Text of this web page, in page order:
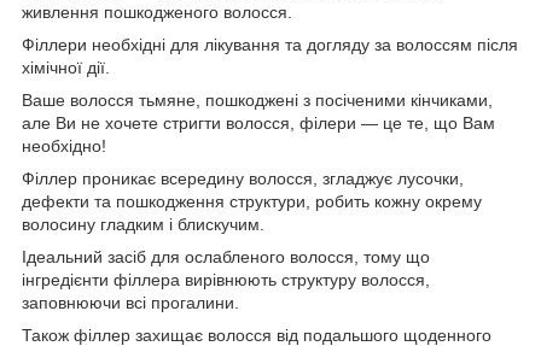
живлення пошкодженого волосся.
Філлери необхідні для лікування та догляду за волоссям після
хімічної дії.
Ваше волосся тьмяне, пошкоджені з посіченими кінчиками,
але Ви не хочете стригти волосся, філери ― це те, що Вам
необхідно!
Філлер проникає всередину волосся, згладжує лусочки,
дефекти та пошкодження структури, робить кожну окрему
волосину гладким і блискучим.
Ідеальний засіб для ослабленого волосся, тому що
інгредієнти філлера вирівнюють структуру волосся,
заповнюючи всі прогалини.
Також філлер захищає волосся від подальшого щоденного